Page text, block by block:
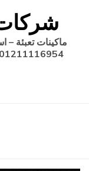
contentماكينات تعبئة –
01211116954 – 01211116956 – 01211116958